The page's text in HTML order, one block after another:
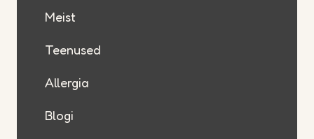
Meist
Teenused
Allergia
Blogi